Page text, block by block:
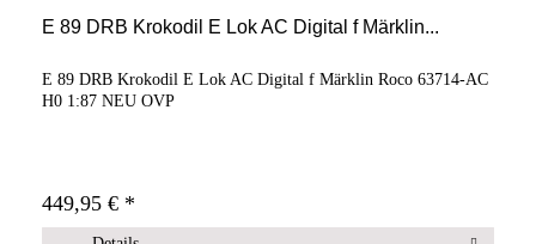
E 89 DRB Krokodil E Lok AC Digital f Märklin...
E 89 DRB Krokodil E Lok AC Digital f Märklin Roco 63714-AC
H0 1:87 NEU OVP
449,95 € *